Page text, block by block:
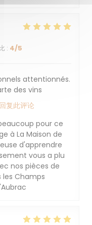
: 4/5
attentionnés.
des vins
复此评论
pour ce
à La Maison de
d'apprendre
vous a plu
nos pièces de
Champs